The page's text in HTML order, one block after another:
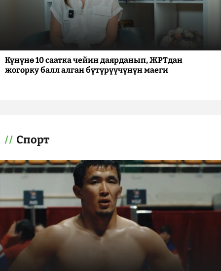
Күнүнө 10 саатка чейин даярданып, ЖРТдан
жогорку балл алган бүтүрүүчүнүн маеги
Спорт